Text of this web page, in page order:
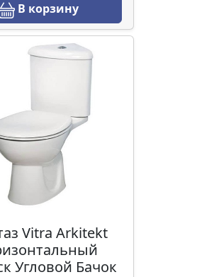
В корзину
Vitra Arkitekt
Угловой Бачок